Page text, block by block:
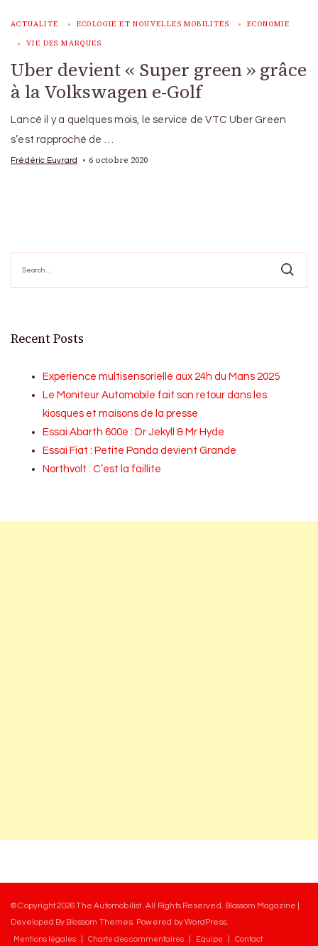
ACTUALITÉ ECOLOGIE ET NOUVELLES MOBILITÉS ECONOMIE
VIE DES MARQUES
Uber devient « Super green » grâce
à la Volkswagen e-Golf
Lancé il y a quelques mois, le service de VTC Uber Green
s’est rapproché de …
Frédéric Euvrard 6 octobre 2020
for:
Recent Posts
Expérience multisensorielle aux 24h du Mans 2025
Le Moniteur Automobile fait son retour dans les
kiosques et maisons de la presse
Essai Abarth 600e : Dr Jekyll & Mr Hyde
Essai Fiat : Petite Panda devient Grande
Northvolt : C’est la faillite
© Copyright 2026The Automobilist. All Rights Reserved. Blossom Magazine |
Developed By Blossom Themes. Powered byWordPress
Mentions légales Charte des commentaires Equipe Contact